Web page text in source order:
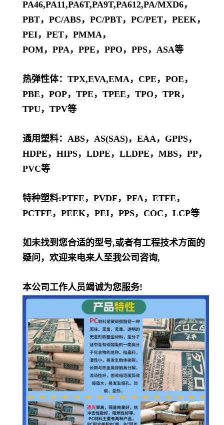
PA46,PA11,PA6T,PA9T,PA612,PA/MXD6，
PBT，PC/ABS，PC/PBT，PC/PET，PEEK，
PEI，PET，PMMA，
POM，PPA，PPE，PPO，PPS，ASA等
热弹性体：TPX,EVA,EMA，CPE，POE，
PBE，POP，TPE，TPEE，TPO，TPR，
TPU，TPV等
通用塑料：ABS，AS(SAS)，EAA，GPPS，
HDPE，HIPS，LDPE，LLDPE，MBS，PP，
PVC等
特种塑料:PTFE，PVDF，PFA，ETFE，
PCTFE，PEEK，PEI，PPS，COC，LCP等
如未找到您合适的型号,或者有工程技术方面的
疑问，欢迎来电来人至我公司咨询,
本公司工作人员竭诚为您服务!